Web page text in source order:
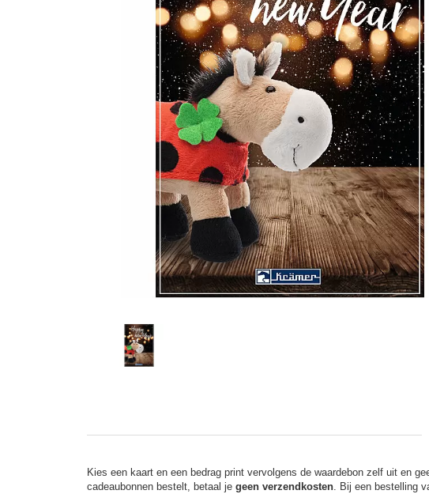
Kies een kaart en een bedrag print vervolgens de waardebon zelf uit en
cadeaubonnen bestelt, betaal je geen verzendkosten. Bij een bestelling